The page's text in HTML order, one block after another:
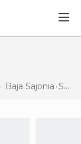
Baja Sajonia Seelze